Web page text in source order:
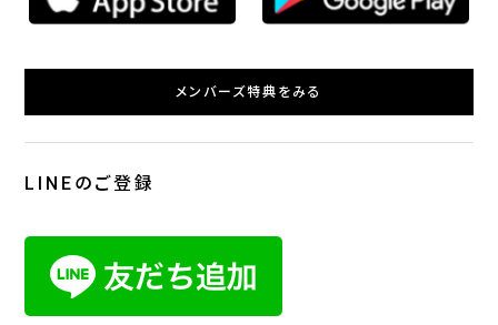
メンバーズ特典をみる
LINEのご登録